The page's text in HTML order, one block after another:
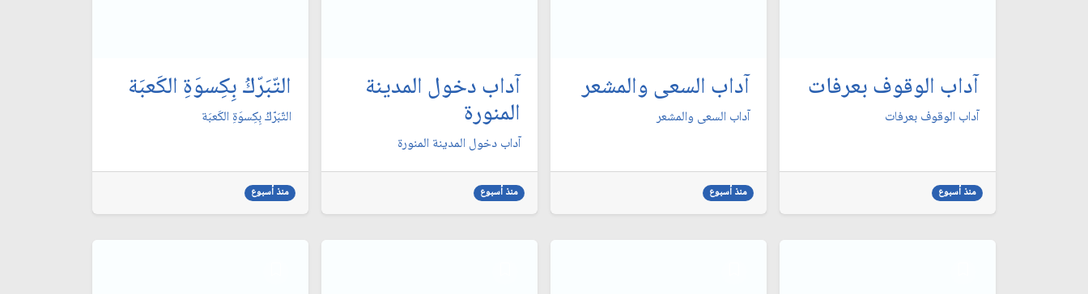
آداب الوقوف بعرفات
آداب الوقوف بعرفات
منذ أسبوع
آداب السعى والمشعر
آداب السعى والمشعر
منذ أسبوع
آداب دخول المدينة
المنورة
آداب دخول المدينة المنورة
منذ أسبوع
التّبَرّكُ بِكِسوَةِ الكَعبَة
التّبَرّكُ بِكِسوَةِ الكَعبَة
منذ أسبوع